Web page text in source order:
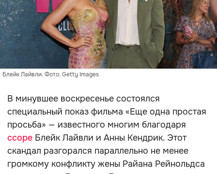
Блейк Лайвли. Фото: Getty Images
В минувшее воскресенье состоялся
специальный показ фильма «Еще одна простая
просьба» — известного многим благодаря
ссоре Блейк Лайвли и Анны Кендрик. Этот
скандал разгорался параллельно не менее
громкому конфликту жены Райана Рейнольдса